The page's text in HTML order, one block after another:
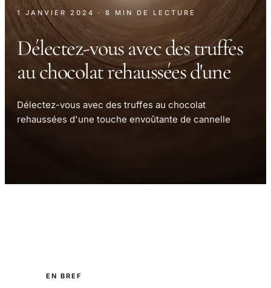
1 JANVIER 2024 · 8 MIN DE LECTURE
Délectez-vous avec des truffes
au chocolat rehaussées d'une
Délectez-vous avec des truffes au chocolat
rehaussées d'une touche envoûtante de cannelle
EN BREF